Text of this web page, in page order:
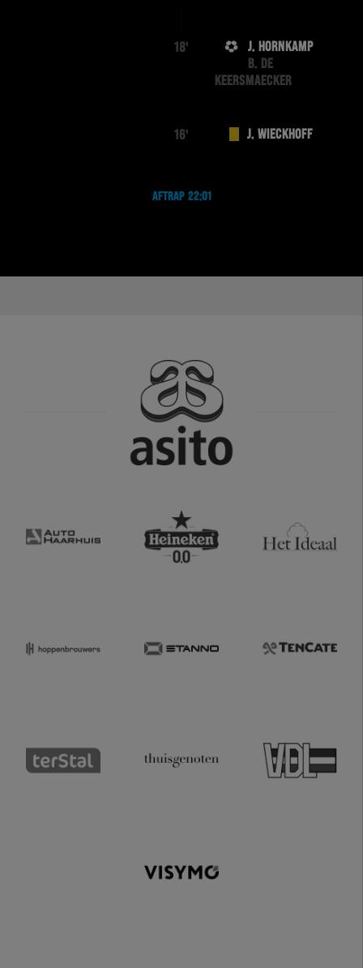
18'
J. HORNKAMP
B. DE
KEERSMAECKER
16' J. WIECKHOFF
AFTRAP 22:01